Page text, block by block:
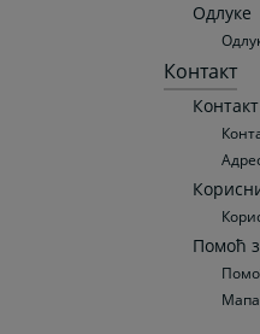
Одлуке
Контакт
Помоћ